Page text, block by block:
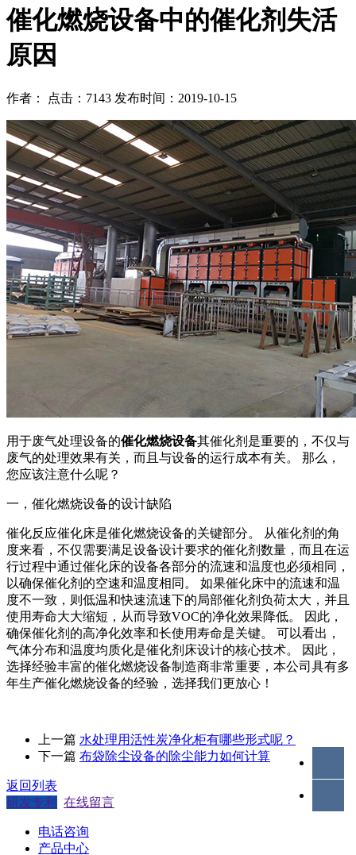
催化燃烧设备中的催化剂失活
原因
作者： 点击：7143 发布时间：2019-10-15
用于废气处理设备的催化燃烧设备其催化剂是重要的，不仅与
废气的处理效果有关，而且与设备的运行成本有关。 那么，
您应该注意什么呢？
一，催化燃烧设备的设计缺陷
催化反应催化床是催化燃烧设备的关键部分。 从催化剂的角
度来看，不仅需要满足设备设计要求的催化剂数量，而且在运
行过程中通过催化床的设备各部分的流速和温度也必须相同，
以确保催化剂的空速和温度相同。 如果催化床中的流速和温
度不一致，则低温和快速流速下的局部催化剂负荷太大，并且
使用寿命大大缩短，从而导致VOC的净化效果降低。 因此，
确保催化剂的高净化效率和长使用寿命是关键。 可以看出，
气体分布和温度均质化是催化剂床设计的核心技术。 因此，
选择经验丰富的催化燃烧设备制造商非常重要，本公司具有多
年生产催化燃烧设备的经验，选择我们更放心！
上一篇 水处理用活性炭净化柜有哪些形式呢？
下一篇 布袋除尘设备的除尘能力如何计算
返回列表
研发专利
在线留言
电话咨询
产品中心